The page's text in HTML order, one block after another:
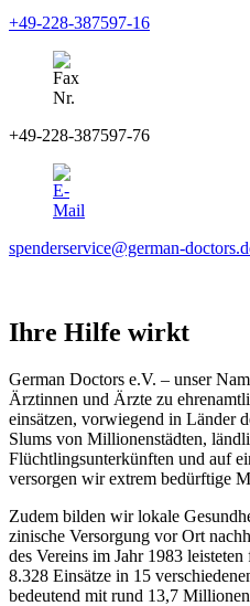
+49-228-387597-16
+49-228-387597-76
spenderservice@german-
Ihre Hilfe wirkt
German Doctors e.V. – unser
Ärztinnen und Ärzte zu
einsätzen, vor­wiegend in Länder
Slums von Millionen­städten,
Flüchtlings­unter­künften und auf
versorgen wir extrem bedürftige
Zudem bilden wir lokale
zinische Versorgung vor Ort
des Vereins im Jahr 1983
8.328 Einsätze in 15
bedeutend mit rund 13,7